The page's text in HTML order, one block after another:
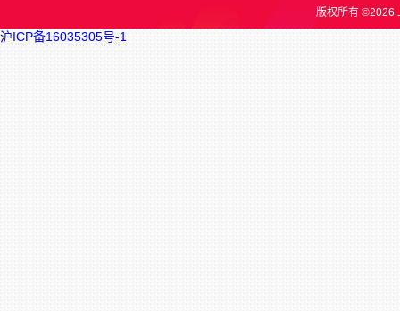
版权所有 ©2026
沪ICP备16035305号-1